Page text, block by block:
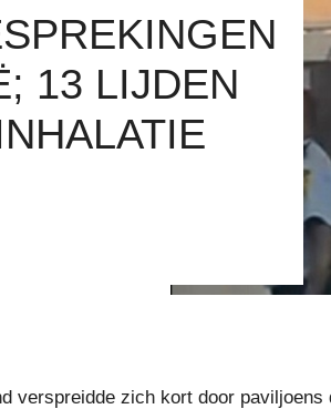
13 LIJDEN
verspreidde zich kort door